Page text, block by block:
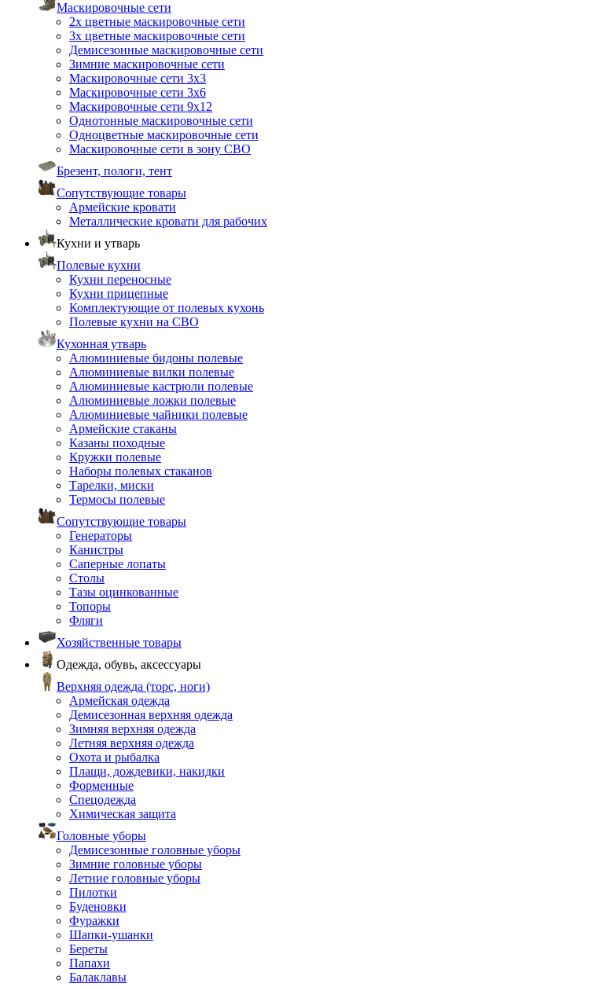
Маскировочные сети
2х цветные маскировочные сети
3х цветные маскировочные сети
Демисезонные маскировочные сети
Зимние маскировочные сети
Маскировочные сети 3х3
Маскировочные сети 3х6
Маскировочные сети 9х12
Однотонные маскировочные сети
Одноцветные маскировочные сети
Маскировочные сети в зону СВО
Брезент, пологи, тент
Сопутствующие товары
Армейские кровати
Металлические кровати для рабочих
Кухни и утварь
Полевые кухни
Кухни переносные
Кухни прицепные
Комплектующие от полевых кухонь
Полевые кухни на СВО
Кухонная утварь
Алюминиевые бидоны полевые
Алюминиевые вилки полевые
Алюминиевые кастрюли полевые
Алюминиевые ложки полевые
Алюминиевые чайники полевые
Армейские стаканы
Казаны походные
Кружки полевые
Наборы полевых стаканов
Тарелки, миски
Термосы полевые
Сопутствующие товары
Генераторы
Канистры
Саперные лопаты
Столы
Тазы оцинкованные
Топоры
Фляги
Хозяйственные товары
Одежда, обувь, аксессуары
Верхняя одежда (торс, ноги)
Армейская одежда
Демисезонная верхняя одежда
Зимняя верхняя одежда
Летняя верхняя одежда
Охота и рыбалка
Плащи, дождевики, накидки
Форменные
Спецодежда
Химическая защита
Головные уборы
Демисезонные головные уборы
Зимние головные уборы
Летние головные уборы
Пилотки
Буденовки
Фуражки
Шапки-ушанки
Береты
Папахи
Балаклавы